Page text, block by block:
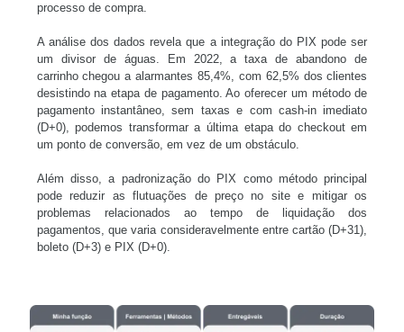
processo de compra.
A análise dos dados revela que a integração do PIX pode ser
um divisor de águas. Em 2022, a taxa de abandono de
carrinho chegou a alarmantes 85,4%, com 62,5% dos clientes
desistindo na etapa de pagamento. Ao oferecer um método de
pagamento instantâneo, sem taxas e com cash-in imediato
(D+0), podemos transformar a última etapa do checkout em
um ponto de conversão, em vez de um obstáculo.
Além disso, a padronização do PIX como método principal
pode reduzir as flutuações de preço no site e mitigar os
problemas relacionados ao tempo de liquidação dos
pagamentos, que varia consideravelmente entre cartão (D+31),
boleto (D+3) e PIX (D+0).